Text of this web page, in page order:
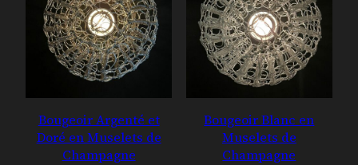
Bougeoir Argenté et
Doré en Muselets de
Champagne
Bougeoir Blanc en
Muselets de
Champagne